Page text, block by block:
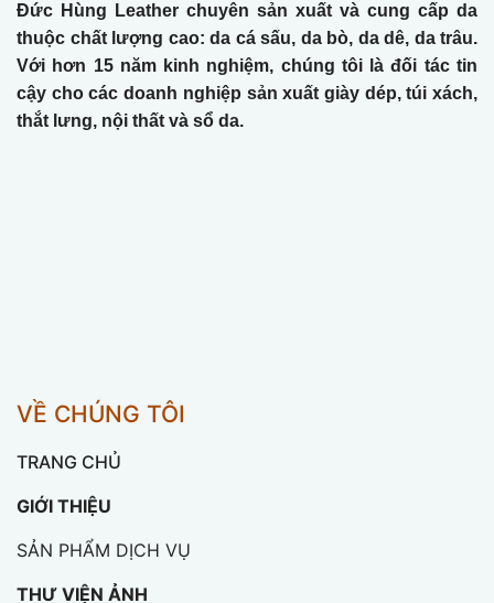
Đức Hùng Leather chuyên sản xuất và cung cấp da
thuộc chất lượng cao: da cá sấu, da bò, da dê, da trâu.
Với hơn 15 năm kinh nghiệm, chúng tôi là đối tác tin
cậy cho các doanh nghiệp sản xuất giày dép, túi xách,
thắt lưng, nội thất và sổ da.
VỀ CHÚNG TÔI
TRANG CHỦ
GIỚI THIỆU
SẢN PHẨM DỊCH VỤ
THƯ VIỆN ẢNH